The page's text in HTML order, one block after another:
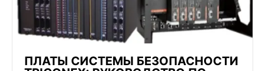
ПЛАТЫ СИСТЕМЫ БЕЗОПАСНОСТИ